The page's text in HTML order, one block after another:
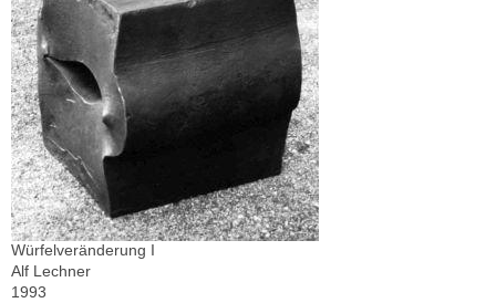
Würfelveränderung I
Alf Lechner
1993